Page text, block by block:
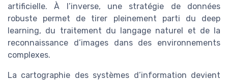
artificielle. À l’inverse, une stratégie de données
robuste permet de tirer pleinement parti du deep
learning, du traitement du langage naturel et de la
reconnaissance d’images dans des environnements
complexes.
La cartographie des systèmes d’information devient